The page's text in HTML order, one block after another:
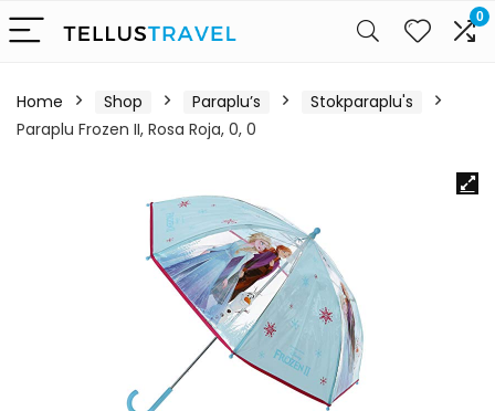
0
Home Shop Paraplu’s
Stokparaplu's
Paraplu Frozen II, Rosa Roja, 0, 0